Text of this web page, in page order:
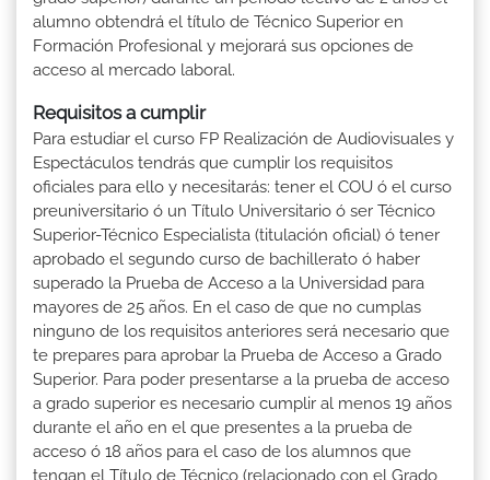
alumno obtendrá el título de Técnico Superior en
Formación Profesional y mejorará sus opciones de
acceso al mercado laboral.
Requisitos a cumplir
Para estudiar el curso FP Realización de Audiovisuales y
Espectáculos tendrás que cumplir los requisitos
oficiales para ello y necesitarás: tener el COU ó el curso
preuniversitario ó un Título Universitario ó ser Técnico
Superior-Técnico Especialista (titulación oficial) ó tener
aprobado el segundo curso de bachillerato ó haber
superado la Prueba de Acceso a la Universidad para
mayores de 25 años. En el caso de que no cumplas
ninguno de los requisitos anteriores será necesario que
te prepares para aprobar la Prueba de Acceso a Grado
Superior. Para poder presentarse a la prueba de acceso
a grado superior es necesario cumplir al menos 19 años
durante el año en el que presentes a la prueba de
acceso ó 18 años para el caso de los alumnos que
tengan el Título de Técnico (relacionado con el Grado